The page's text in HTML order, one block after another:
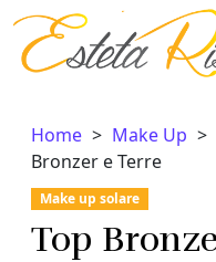
Vai al contenuto
Home Make Up
Bronzer e Terre
Make up solare
Top